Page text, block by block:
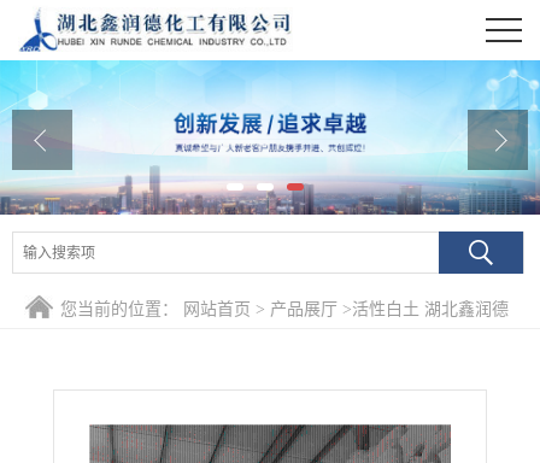
公司首页
公司介绍
公司动态
产品展厅
证书荣誉
您当前的位置： 网站首页 > 产品展厅 >活性白土 湖北鑫润德